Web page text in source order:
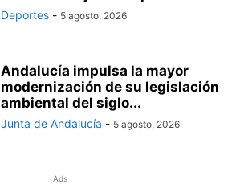
Deportes - 5 agosto, 2026
Andalucía impulsa la mayor
modernización de su legislación
ambiental del siglo...
Junta de Andalucía - 5 agosto, 2026
Ads